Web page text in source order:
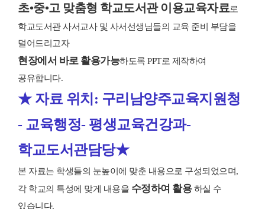
초•중•고 맞춤형 학교도서관 이용교육자료로
학교도서관 사서교사 및 사서선생님들의 교육 준비 부담을
덜어드리고자
현장에서 바로 활용가능하도록 PPT로 제작하여
공유합니다.
★자료 위치: 구리남양주교육지원청
- 교육행정- 평생교육건강과-
학교도서관담당★
본 자료는 학생들의 눈높이에 맞춘 내용으로 구성되었으며,
각 학교의 특성에 맞게 내용을 수정하여 활용하실 수
있습니다.